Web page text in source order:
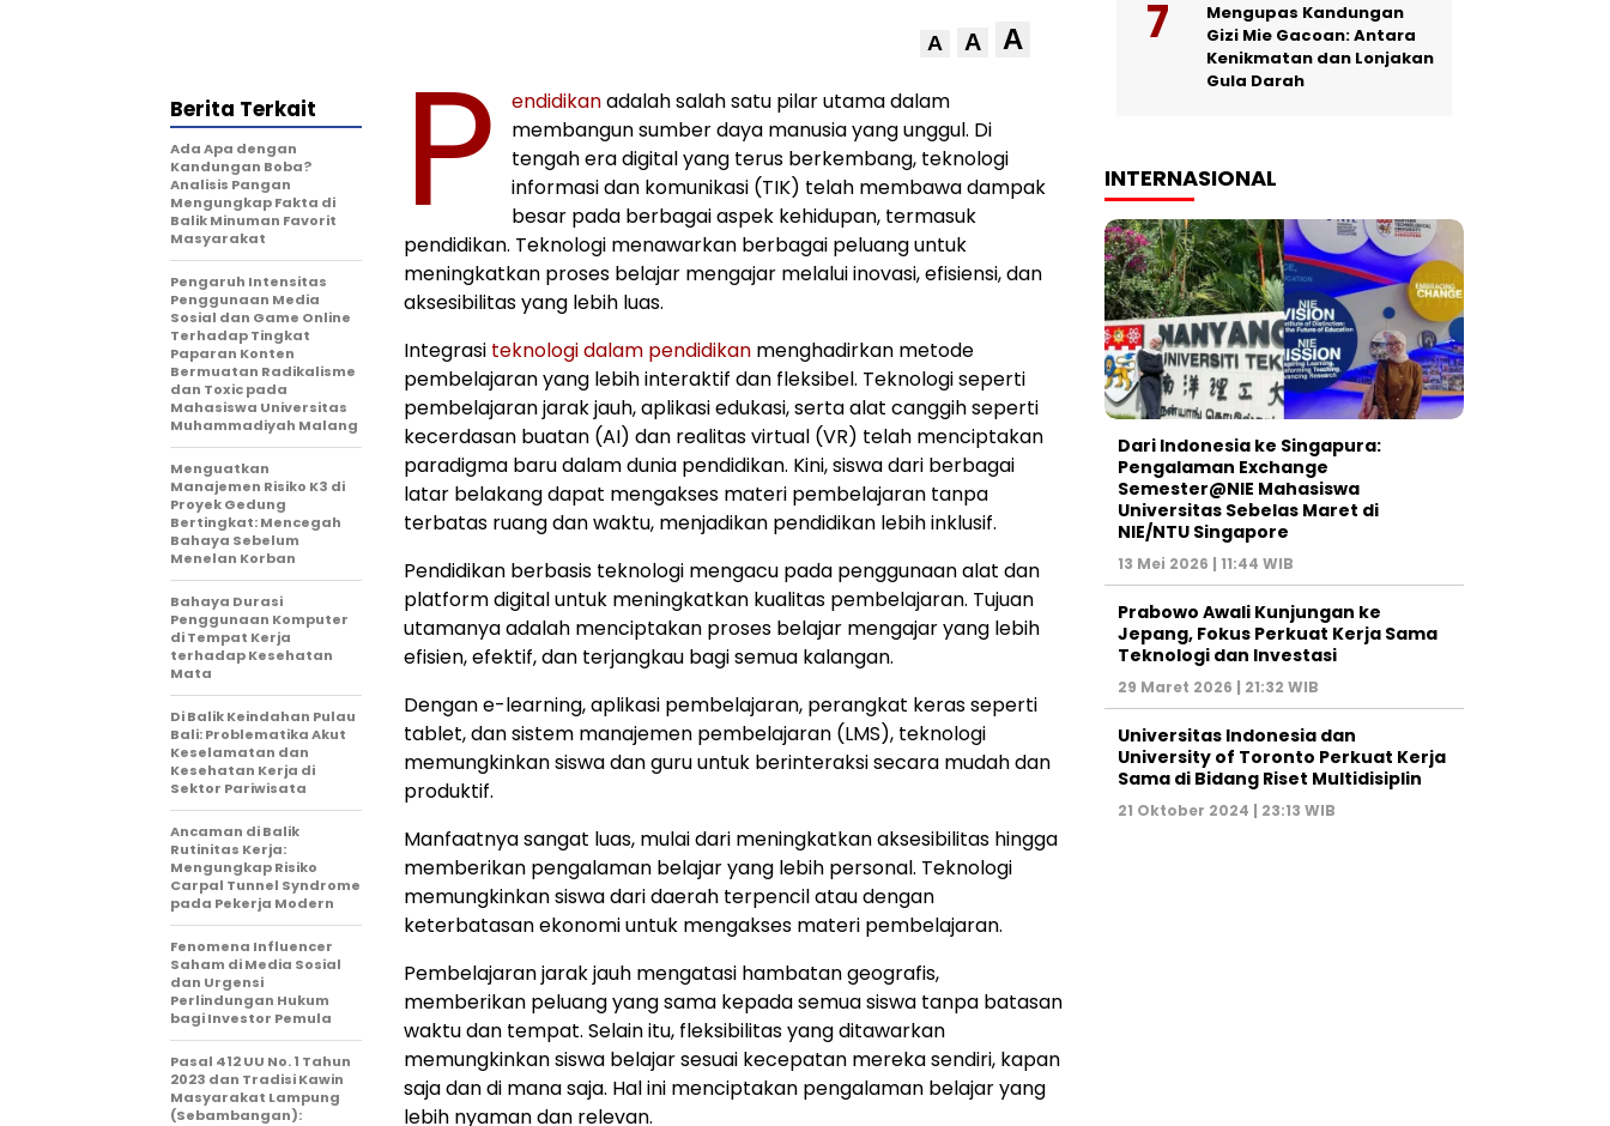
A A A
P endidikanadalah salah satu pilar utama dalam
membangun sumber daya manusia yang unggul. Di
tengah era digital yang terus berkembang, teknologi
informasi dan komunikasi (TIK) telah membawa dampak
besar pada berbagai aspek kehidupan, termasuk
pendidikan. Teknologi menawarkan berbagai peluang untuk
meningkatkan proses belajar mengajar melalui inovasi, efisiensi, dan
aksesibilitas yang lebih luas.
Integrasi teknologi dalam pendidikan menghadirkan metode
pembelajaran yang lebih interaktif dan fleksibel. Teknologi seperti
pembelajaran jarak jauh, aplikasi edukasi, serta alat canggih seperti
kecerdasan buatan (AI) dan realitas virtual (VR) telah menciptakan
paradigma baru dalam dunia pendidikan. Kini, siswa dari berbagai
latar belakang dapat mengakses materi pembelajaran tanpa
terbatas ruang dan waktu, menjadikan pendidikan lebih inklusif.
Pendidikan berbasis teknologi mengacu pada penggunaan alat dan
platform digital untuk meningkatkan kualitas pembelajaran. Tujuan
utamanya adalah menciptakan proses belajar mengajar yang lebih
efisien, efektif, dan terjangkau bagi semua kalangan.
Dengan e-learning, aplikasi pembelajaran, perangkat keras seperti
tablet, dan sistem manajemen pembelajaran (LMS), teknologi
memungkinkan siswa dan guru untuk berinteraksi secara mudah dan
produktif.
Manfaatnya sangat luas, mulai dari meningkatkan aksesibilitas hingga
memberikan pengalaman belajar yang lebih personal. Teknologi
memungkinkan siswa dari daerah terpencil atau dengan
keterbatasan ekonomi untuk mengakses materi pembelajaran.
Pembelajaran jarak jauh mengatasi hambatan geografis,
memberikan peluang yang sama kepada semua siswa tanpa batasan
waktu dan tempat. Selain itu, fleksibilitas yang ditawarkan
memungkinkan siswa belajar sesuai kecepatan mereka sendiri, kapan
saja dan di mana saja. Hal ini menciptakan pengalaman belajar yang
lebih nyaman dan relevan.
Berita Terkait
Ada Apa dengan
Kandungan Boba?
Analisis Pangan
Mengungkap Fakta di
Balik Minuman Favorit
Masyarakat
Pengaruh Intensitas
Penggunaan Media
Sosial dan Game Online
Terhadap Tingkat
Paparan Konten
Bermuatan Radikalisme
dan Toxic pada
Mahasiswa Universitas
Muhammadiyah Malang
Menguatkan
Manajemen Risiko K3 di
Proyek Gedung
Bertingkat: Mencegah
Bahaya Sebelum
Menelan Korban
Bahaya Durasi
Penggunaan Komputer
di Tempat Kerja
terhadap Kesehatan
Mata
Di Balik Keindahan Pulau
Bali: Problematika Akut
Keselamatan dan
Kesehatan Kerja di
Sektor Pariwisata
Ancaman di Balik
Rutinitas Kerja:
Mengungkap Risiko
Carpal Tunnel Syndrome
pada Pekerja Modern
Fenomena Influencer
Saham di Media Sosial
dan Urgensi
Perlindungan Hukum
bagi Investor Pemula
Pasal 412 UU No. 1 Tahun
2023 dan Tradisi Kawin
Masyarakat Lampung
(Sebambangan):
Mengupas Kandungan
Gizi Mie Gacoan: Antara
Kenikmatan dan Lonjakan
Gula Darah
INTERNASIONAL
Dari Indonesia ke Singapura:
Pengalaman Exchange
Semester@NIE Mahasiswa
Universitas Sebelas Maret di
NIE/NTU Singapore
13 Mei 2026 | 11:44 WIB
Prabowo Awali Kunjungan ke
Jepang, Fokus Perkuat Kerja Sama
Teknologi dan Investasi
29 Maret 2026 | 21:32 WIB
Universitas Indonesia dan
University of Toronto Perkuat Kerja
Sama di Bidang Riset Multidisiplin
21 Oktober 2024 | 23:13 WIB